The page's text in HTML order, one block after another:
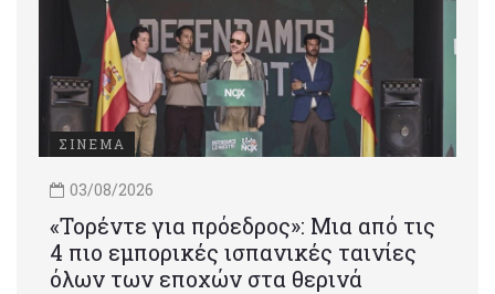
ΣΙΝΕΜΑ
03/08/2026
«Τορέντε για πρόεδρος»: Mια από τις
4 πιο εμπορικές ισπανικές ταινίες
όλων των εποχών στα θερινά